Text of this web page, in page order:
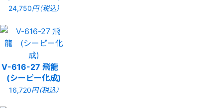
24,750円（税込）
V-616-27 飛龍
(シーピー化成)
16,720円（税込）